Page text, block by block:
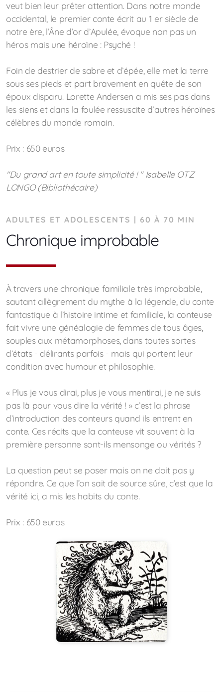
veut bien leur prêter attention. Dans notre monde
occidental, le premier conte écrit au 1 er siècle de
notre ère, l’Âne d’or d’Apulée, évoque non pas un
héros mais une héroïne : Psyché !
Foin de destrier de sabre et d’épée, elle met la terre
sous ses pieds et part bravement en quête de son
époux disparu. Lorette Andersen a mis ses pas dans
les siens et dans la foulée ressuscite d’autres héroïnes
célèbres du monde romain.
Prix : 650 euros
"Du grand art en toute simplicité ! " Isabelle OTZ
LONGO (Bibliothécaire)
ADULTES ET ADOLESCENTS | 60 À 70 MIN
Chronique improbable
À travers une chronique familiale très improbable,
sautant allègrement du mythe à la légende, du conte
fantastique à l’histoire intime et familiale, la conteuse
fait vivre une généalogie de femmes de tous âges,
souples aux métamorphoses, dans toutes sortes
d’états - délirants parfois - mais qui portent leur
condition avec humour et philosophie.
« Plus je vous dirai, plus je vous mentirai, je ne suis
pas là pour vous dire la vérité ! » c’est la phrase
d’introduction des conteurs quand ils entrent en
conte. Ces récits que la conteuse vit souvent à la
première personne sont-ils mensonge ou vérités ?
La question peut se poser mais on ne doit pas y
répondre. Ce que l’on sait de source sûre, c’est que la
vérité ici, a mis les habits du conte.
Prix : 650 euros